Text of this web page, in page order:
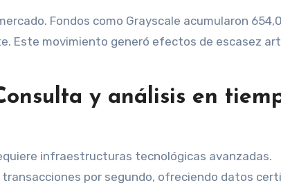
Fondos como Grayscale acumularon
Este movimiento generó efectos de escasez
y análisis en
infraestructuras tecnológicas avanzadas.
transacciones por segundo, ofreciendo datos